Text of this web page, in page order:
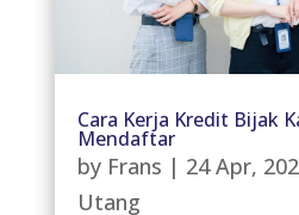
Cara Kerja Kredit Bijak
Mendaftar
by Frans | 24 Apr,
Utang